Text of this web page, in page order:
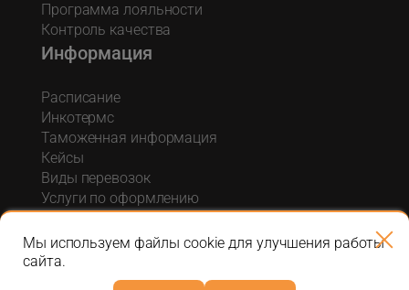
Программа лояльности
Контроль качества
Информация
Расписание
Инкотермс
Таможенная информация
Кейсы
Виды перевозок
Услуги по оформлению
Блог о логистике
Мы используем файлы cookie для улучшения работы
сайта.